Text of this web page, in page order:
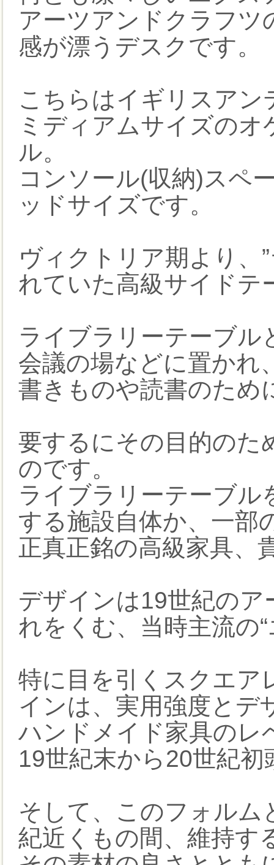
アーツアンドクラフツ
感が漂うデスクです。
こちらはイギリスア
ミディアムサイズの
ル。
コンソール(収納)スペ
ッドサイズです。
ヴィクトリア期より、
れていた高級サイドテ
ライブラリーテーブル
会議の場などに置かれ
書きものや読書のため
要するにその目的のた
のです。
ライブラリーテーブル
する施設自体か、一部
正真正銘の高級家具、
デザインは19世紀の
れをくむ、当時主流の
特に目を引くスクエア
インは、実用強度とデ
ハンドメイド家具のレ
19世紀末から20世紀
そして、このフォル
紀近くもの間、維持す